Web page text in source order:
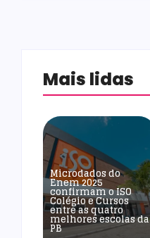
Mais lidas
Microdados do
Enem 2025
confirmam o ISO
Colégio e Cursos
entre as quatro
melhores escolas da
PB